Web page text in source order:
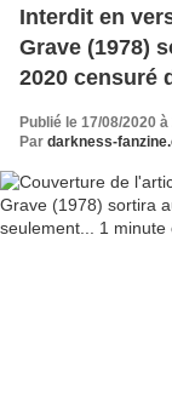
Interdit en
Grave (1978)
2020 censuré
Publié le 17/08/2020 à
Par darkness-